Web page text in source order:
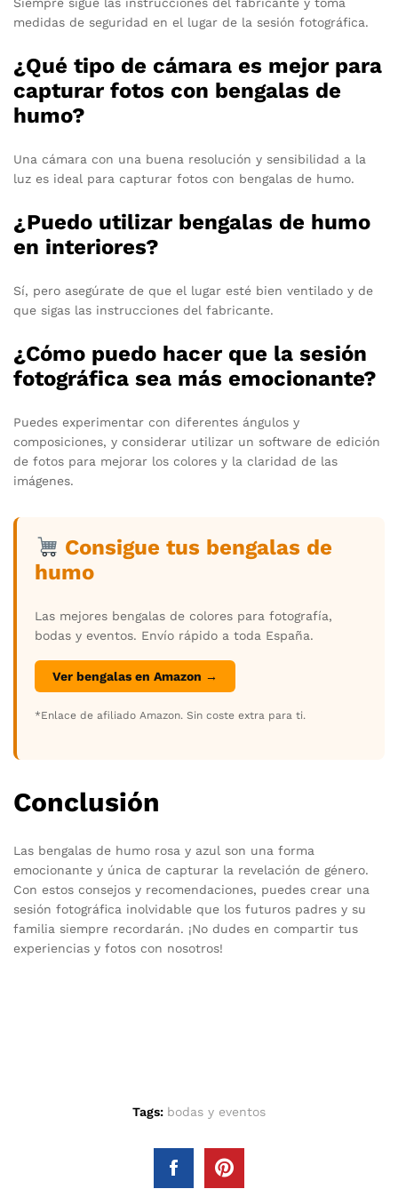
Siempre sigue las instrucciones del fabricante y toma
medidas de seguridad en el lugar de la sesión fotográfica.
¿Qué tipo de cámara es mejor para
capturar fotos con bengalas de
humo?
Una cámara con una buena resolución y sensibilidad a la
luz es ideal para capturar fotos con bengalas de humo.
¿Puedo utilizar bengalas de humo
en interiores?
Sí, pero asegúrate de que el lugar esté bien ventilado y de
que sigas las instrucciones del fabricante.
¿Cómo puedo hacer que la sesión
fotográfica sea más emocionante?
Puedes experimentar con diferentes ángulos y
composiciones, y considerar utilizar un software de edición
de fotos para mejorar los colores y la claridad de las
imágenes.
Consigue tus bengalas de
humo
Las mejores bengalas de colores para fotografía,
bodas y eventos. Envío rápido a toda España.
Ver bengalas en Amazon →
*Enlace de afiliado Amazon. Sin coste extra para ti.
Conclusión
Las bengalas de humo rosa y azul son una forma
emocionante y única de capturar la revelación de género.
Con estos consejos y recomendaciones, puedes crear una
sesión fotográfica inolvidable que los futuros padres y su
familia siempre recordarán. ¡No dudes en compartir tus
experiencias y fotos con nosotros!
Tags: bodas y eventos